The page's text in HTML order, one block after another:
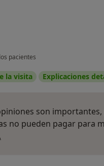
pacientes
la visita Explicaciones
son
no pueden pagar para